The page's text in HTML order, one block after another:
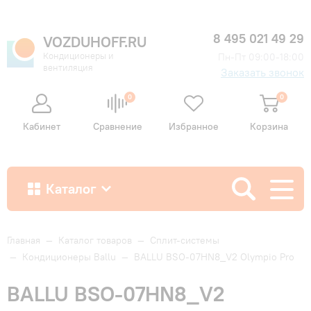
VOZDUHOFF.RU
Кондиционеры и
вентиляция
8 495 021 49 29
Заказать звонок
Кабинет
0
Сравнение Избранное
0
Корзина
Каталог
Как купить
Главная — Каталог товаров — Сплит-системы
— Кондиционеры Ballu — BALLU BSO-07HN8_V2 Olympio Pro
BALLU BSO-07HN8_V2